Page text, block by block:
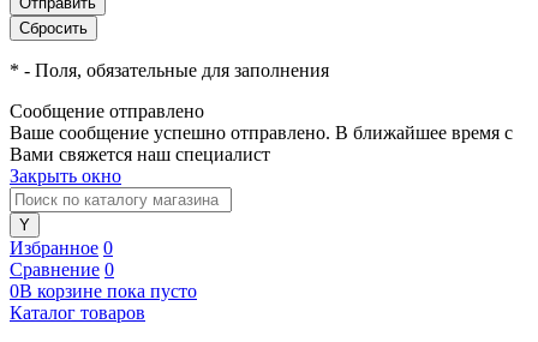
* - Поля, обязательные для заполнения
Сообщение отправлено
Ваше сообщение успешно отправлено. В ближайшее время с
Вами свяжется наш специалист
Закрыть окно
Избранное 0
Сравнение 0
0В корзине пока пусто
Каталог товаров